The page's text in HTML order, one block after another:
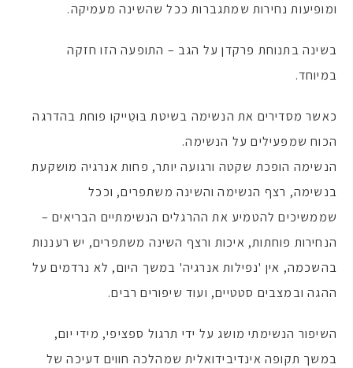
ומופיעות נחירות שמתגברות ככל שהשינה מעמיקה.
בשינה בתנוחת פרקדן על הגב – התופעה הזו חזקה
במיוחד.
כאשר מסדירים את הנשימה בשיטת בּוּטֵייקו פוחת בהדרגה
הכוח שמפעילים על הנשימה.
הנשימה הופכת שקטה ורגועה יותר, פחות אנרגיה מושקעת
בנשימה, רצף הנשימה והשינה משתפרים, וככל
שממשיכים להטמיע את ההרגלים הנשימתיים הבריאים –
הנחירות פוחתות, איכות ורצף השינה משתפרים, יש רעננות
בהשכמה, אין 'נפילות אנרגיה' במשך היום, לא נרדמים על
ההגה ובמצבים סטטיים, ועוד שיפורים רבים.
השיפור הנשימתי מושג על ידי תרגול ספציפי, מידי יום,
במשך תקופה אינדיבידואלית שמהלכה חווים דעיכה של